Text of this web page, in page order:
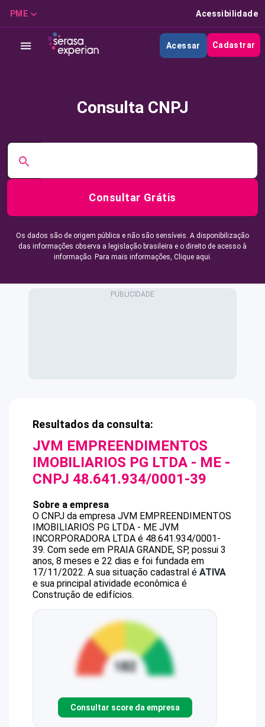
PME Acessibilidade
Acessar Cadastrar
Consulta CNPJ
Consultar Grátis
Os dados são de origem pública e não são sensíveis. A disponibilização
das informações observa a legislação brasileira e o direito de acesso à
informação. Para mais informações, Clique aqui.
Resultados da consulta:
JVM EMPREENDIMENTOS
IMOBILIARIOS PG LTDA - ME -
CNPJ 48.641.934/0001-39
Sobre a empresa
O CNPJ da empresa JVM EMPREENDIMENTOS
IMOBILIARIOS PG LTDA - ME JVM
INCORPORADORA LTDA é 48.641.934/0001-
39. Com sede em PRAIA GRANDE, SP, possui 3
anos, 8 meses e 22 dias e foi fundada em
17/11/2022. A sua situação cadastral é ATIVA
e sua principal atividade econômica é
Construção de edifícios.
Consultar score da empresa